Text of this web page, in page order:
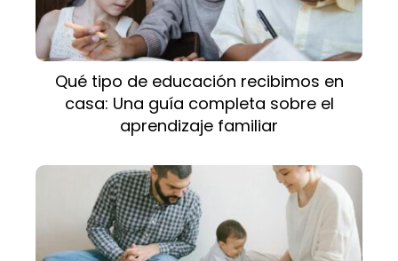
Qué tipo de educación recibimos en
casa: Una guía completa sobre el
aprendizaje familiar